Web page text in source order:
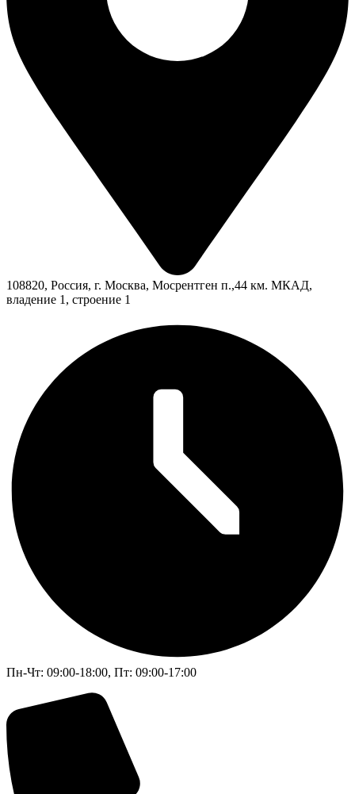
108820, Россия, г. Москва, Мосрентген п.,44 км. МКАД,
владение 1, строение 1
Пн-Чт: 09:00-18:00, Пт: 09:00-17:00